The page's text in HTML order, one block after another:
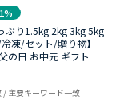
ぷり1.5kg 2kg 3kg 5kg
凍/セット/贈り物】
の日 お中元 ギフト
/ 主要キーワード一致